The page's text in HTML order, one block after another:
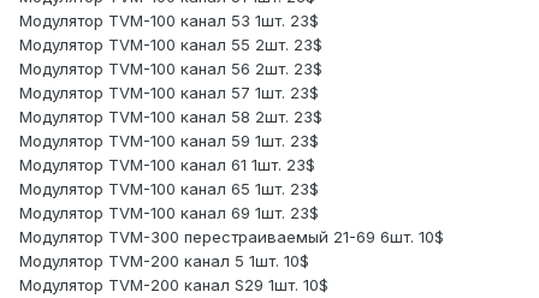
Модулятор TVM-100 канал 53 1шт. 23$
Модулятор TVM-100 канал 55 2шт. 23$
Модулятор TVM-100 канал 56 2шт. 23$
Модулятор TVM-100 канал 57 1шт. 23$
Модулятор TVM-100 канал 58 2шт. 23$
Модулятор TVM-100 канал 59 1шт. 23$
Модулятор TVM-100 канал 61 1шт. 23$
Модулятор TVM-100 канал 65 1шт. 23$
Модулятор TVM-100 канал 69 1шт. 23$
Модулятор TVM-300 перестраиваемый 21-69 6шт. 10$
Модулятор TVM-200 канал 5 1шт. 10$
Модулятор TVM-200 канал S29 1шт. 10$